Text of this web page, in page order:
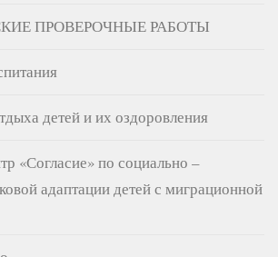
ПРОВЕРОЧНЫЕ РАБОТЫ
детей и их оздоровления
«Согласие» по социально –
адаптации детей с миграционной